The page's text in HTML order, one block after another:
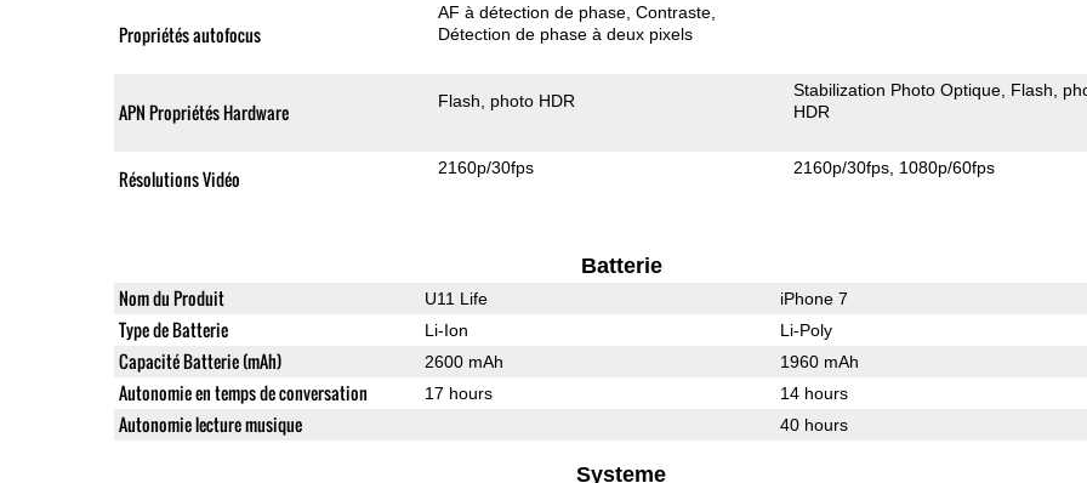
Propriétés autofocus
AF à détection de phase Contraste
Détection de phase à deux pixels
APN Propriétés Hardware Flash photo HDR
Stabilization Photo Optique Flash
HDR
Résolutions Vidéo 2160p/30fps 2160p/30fps 1080p/60fps
Batterie
Nom du Produit U11 Life iPhone 7
Type de Batterie Li-Ion Li-Poly
Capacité Batterie (mAh) 2600 mAh 1960 mAh
Autonomie en temps de conversation 17 hours 14 hours
Autonomie lecture musique 40 hours
Systeme